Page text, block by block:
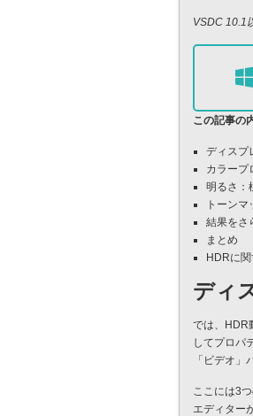
VSDC 10.1
この記事の
ディスプ
カラープ
明るさ：
トーン
結果をさ
まとめ
HDRに
ディ
では、HDR
してプロパ
「ビデオ
ここには3
エディター